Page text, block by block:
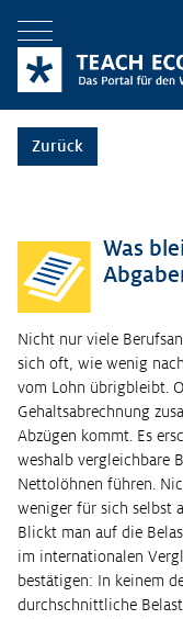
Menü öffnen
Zurück
Was
Nicht nur viele
sich oft, wie wenig
vom Lohn übrigbleibt.
Gehaltsabrechnung
Abzügen kommt. Es
weshalb vergleichbare
Nettolöhnen führen.
weniger für sich selbst
Blickt man auf die
im internationalen
bestätigen: In keinem
durchschnittliche